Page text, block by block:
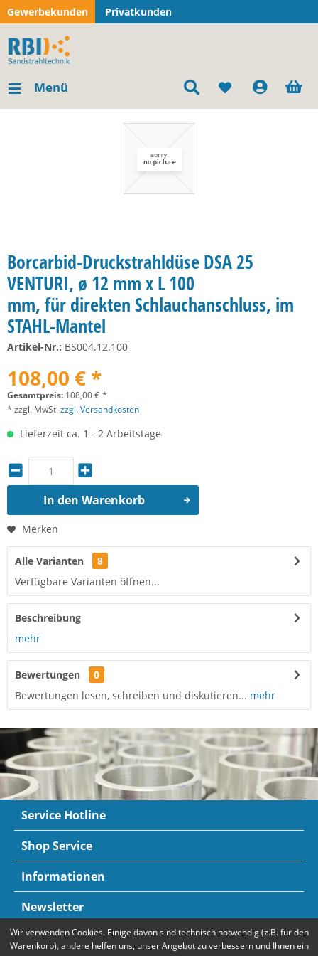
Gewerbekunden Privatkunden
Menü
Borcarbid-Druckstrahldüse DSA 25
VENTURI, ø 12 mm x L 100
mm, für direkten Schlauchanschluss, im
STAHL-Mantel
Artikel-Nr.: BS004.12.100
108,00 € *
Gesamtpreis: 108,00€ *
* zzgl. MwSt.zzgl. Versandkosten
Lieferzeit ca. 1 - 2 Arbeitstage
In den Warenkorb
Merken
Alle Varianten
8
Verfügbare Varianten öffnen...
Beschreibung
mehr
Bewertungen
0
Bewertungen lesen, schreiben und diskutieren... mehr
Service Hotline
Shop Service
Informationen
Newsletter
Zahlungsarten Mehr Informationen
Wir verwenden Cookies. Einige davon sind technisch notwendig (z.B. für den
Warenkorb), andere helfen uns, unser Angebot zu verbessern und Ihnen ein